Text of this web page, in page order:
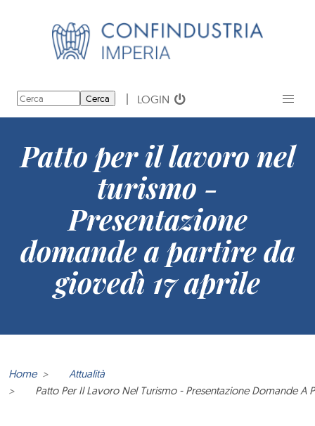
Cerca LOGIN
Patto per il lavoro nel
turismo -
Presentazione
domande a partire da
giovedì 17 aprile
Home
Attualità
Patto Per Il Lavoro Nel Turismo - Presentazione Domande A